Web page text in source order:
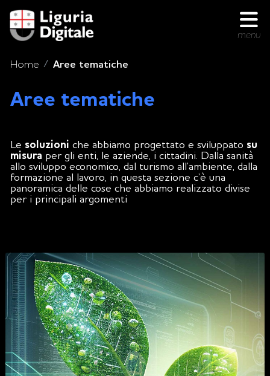
menu
Home Aree tematiche
Aree tematiche
In questa sezione
Le soluzioni che abbiamo progettato e sviluppato su
misura per gli enti, le aziende, i cittadini. Dalla sanità
allo sviluppo economico, dal turismo all’ambiente, dalla
formazione al lavoro, in questa sezione c’è una
panoramica delle cose che abbiamo realizzato divise
per i principali argomenti